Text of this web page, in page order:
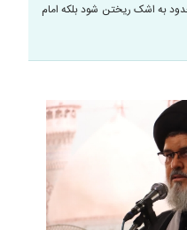
به اشک ریختن شود بلکه امام